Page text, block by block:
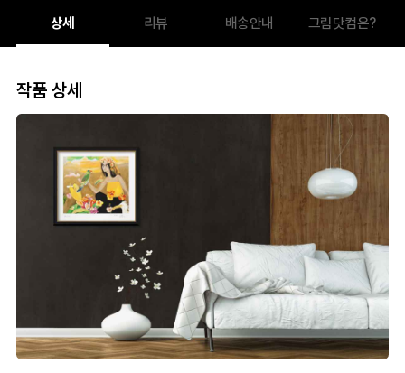
상세 리뷰 배송안내 그림닷컴은?
작품 상세